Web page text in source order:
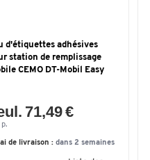
d'étiquettes adhésives
station de remplissage
CEMO DT-Mobil Easy
71,49 €
p.
de livraison : dans 2 semaines